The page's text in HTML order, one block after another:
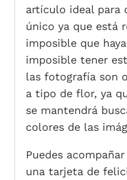
artículo ideal para
único ya que está
imposible que
imposible tener
las fotografía son
a tipo de flor, ya
se mantendrá
colores de las
Puedes
una tarjeta de